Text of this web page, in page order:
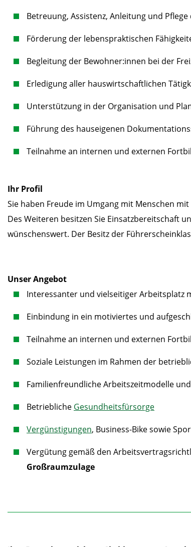
Betreuung, Assistenz, Anleitung und
Förderung der lebenspraktischen
Begleitung der Bewohner:innen bei der
Erledigung aller hauswirtschaftlichen
Unterstützung in der Organisation und
Führung des hauseigenen
Teilnahme an internen und externen
Ihr Profil
Sie haben Freude im Umgang mit Menschen
Des Weiteren besitzen Sie Einsatzbereitschaft
wünschenswert. Der Besitz der
Unser Angebot
Interessanter und vielseitiger Arbeitsplatz
Einbindung in ein motiviertes und
Teilnahme an internen und externen
Soziale Leistungen im Rahmen der
Familienfreundliche Arbeitszeitmodelle und
Betriebliche Gesundheitsfürsorge
Vergünstigungen, Business-Bike sowie
Vergütung gemäß den
Großraumzulage